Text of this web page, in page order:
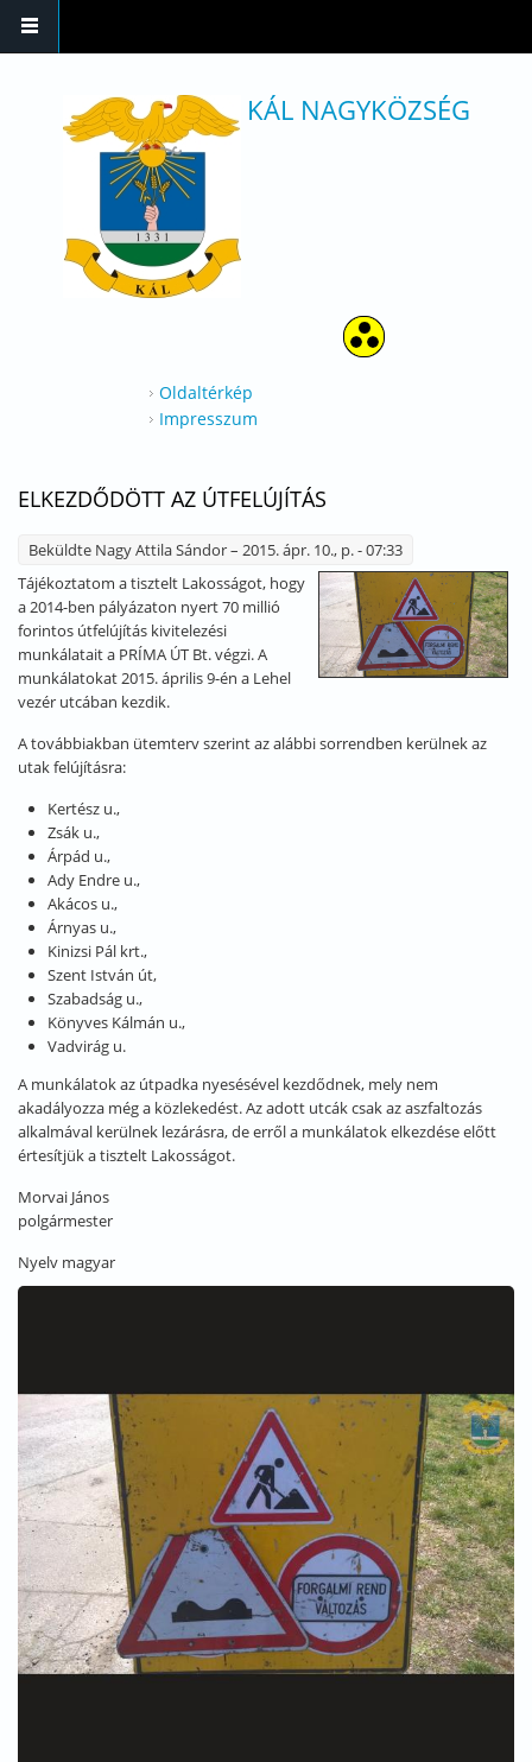
KÁL NAGYKÖZSÉG
Oldaltérkép
Impresszum
ELKEZDŐDÖTT AZ ÚTFELÚJÍTÁS
Beküldte Nagy Attila Sándor– 2015. ápr. 10., p. - 07:33
Tájékoztatom a tisztelt Lakosságot, hogy
a 2014-ben pályázaton nyert 70 millió
forintos útfelújítás kivitelezési
munkálatait a PRÍMA ÚT Bt. végzi. A
munkálatokat 2015. április 9-én a Lehel
vezér utcában kezdik.
A továbbiakban ütemterv szerint az alábbi sorrendben kerülnek az
utak felújításra:
Kertész u.,
Zsák u.,
Árpád u.,
Ady Endre u.,
Akácos u.,
Árnyas u.,
Kinizsi Pál krt.,
Szent István út,
Szabadság u.,
Könyves Kálmán u.,
Vadvirág u.
A munkálatok az útpadka nyesésével kezdődnek, mely nem
akadályozza még a közlekedést. Az adott utcák csak az aszfaltozás
alkalmával kerülnek lezárásra, de erről a munkálatok elkezdése előtt
értesítjük a tisztelt Lakosságot.
Morvai János
polgármester
Nyelv magyar